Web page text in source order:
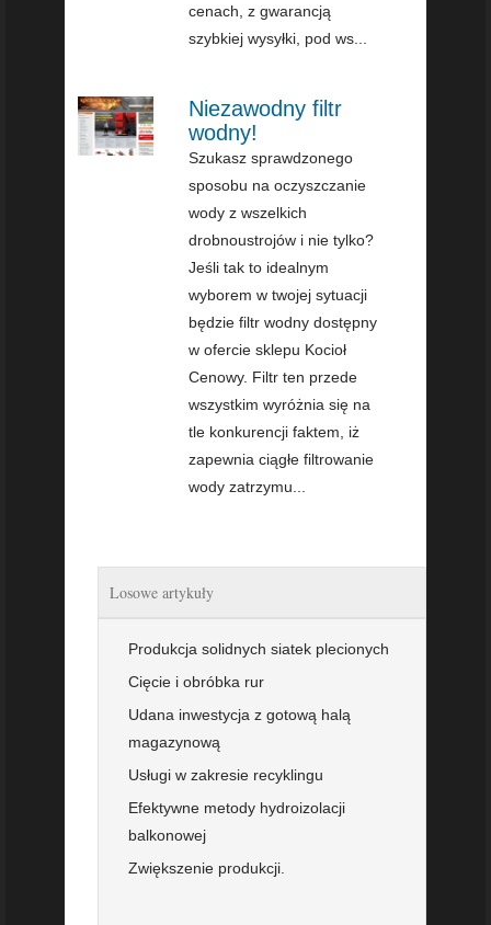
cenach, z gwarancją
szybkiej wysyłki, pod ws...
Niezawodny filtr
wodny!
Szukasz sprawdzonego
sposobu na oczyszczanie
wody z wszelkich
drobnoustrojów i nie tylko?
Jeśli tak to idealnym
wyborem w twojej sytuacji
będzie filtr wodny dostępny
w ofercie sklepu Kocioł
Cenowy. Filtr ten przede
wszystkim wyróżnia się na
tle konkurencji faktem, iż
zapewnia ciągłe filtrowanie
wody zatrzymu...
Losowe artykuły
Produkcja solidnych siatek plecionych
Cięcie i obróbka rur
Udana inwestycja z gotową halą
magazynową
Usługi w zakresie recyklingu
Efektywne metody hydroizolacji
balkonowej
Zwiększenie produkcji.